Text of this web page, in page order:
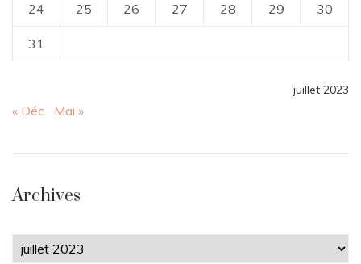
juillet 2023
24 25 26 27 28 29 30
31
« Déc Mai »
Archives
Archives